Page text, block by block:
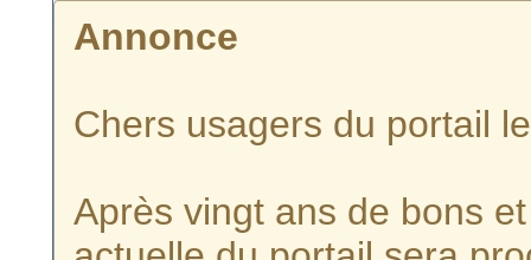
Annonce
Chers usagers du portail
Après vingt ans de bons